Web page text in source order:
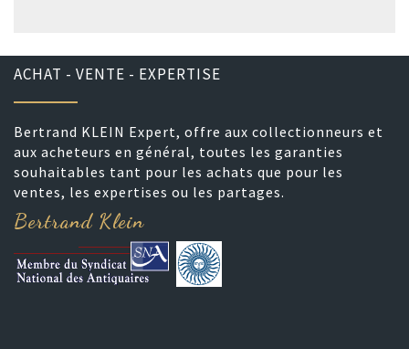
ACHAT - VENTE - EXPERTISE
Bertrand KLEIN Expert, offre aux collectionneurs et
aux acheteurs en général, toutes les garanties
souhaitables tant pour les achats que pour les
ventes, les expertises ou les partages.
Bertrand Klein